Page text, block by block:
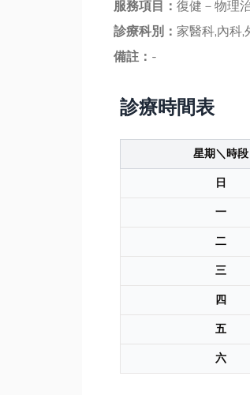
服務項目： 復健－物理
診療科別： 家醫科,內科,
備註： -
診療時間表
星期＼時段
日
一
二
三
四
五
六